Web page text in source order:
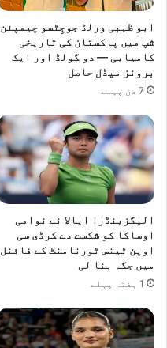
ابو ظہبی ورلڈ جوجِٹسو چیمپئن
شپ میں پاکستان کی تاریخی
کامیابی — دو گولڈ اور ایک
برونز میڈل حاصل
7 دن پہلے
الیگزینڈرا ایالا نے نوامی
اوساکا کو شکست دے کرڈی سی
اوپن ٹینس ٹورنامنٹ کے فائنل
میں جگہ بنا لی
1 ہفتہ پہلے